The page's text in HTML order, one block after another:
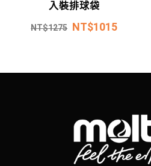
入裝排球袋
NT$1275 NT$1015